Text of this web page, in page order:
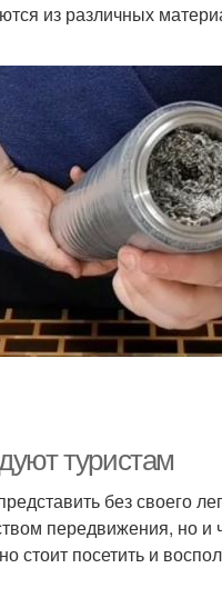
из различных
туристам
без своего
передвижения, но и
стоит посетить и